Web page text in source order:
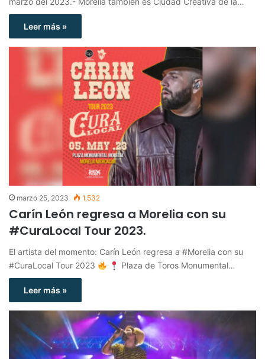
Leer más »
marzo 25, 2023 1.532
Carín León regresa a Morelia con su
#CuraLocal Tour 2023.
El artista del momento: Carín León regresa a #Morelia con su
#CuraLocal Tour 2023
Plaza de Toros Monumental…
Leer más »